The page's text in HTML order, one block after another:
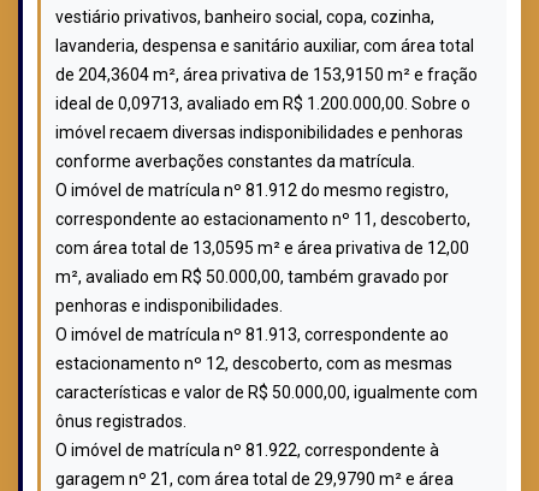
vestiário privativos, banheiro social, copa, cozinha,
lavanderia, despensa e sanitário auxiliar, com área total
de 204,3604 m², área privativa de 153,9150 m² e fração
ideal de 0,09713, avaliado em R$ 1.200.000,00. Sobre o
imóvel recaem diversas indisponibilidades e penhoras
conforme averbações constantes da matrícula.
O imóvel de matrícula nº 81.912 do mesmo registro,
correspondente ao estacionamento nº 11, descoberto,
com área total de 13,0595 m² e área privativa de 12,00
m², avaliado em R$ 50.000,00, também gravado por
penhoras e indisponibilidades.
O imóvel de matrícula nº 81.913, correspondente ao
estacionamento nº 12, descoberto, com as mesmas
características e valor de R$ 50.000,00, igualmente com
ônus registrados.
O imóvel de matrícula nº 81.922, correspondente à
garagem nº 21, com área total de 29,9790 m² e área